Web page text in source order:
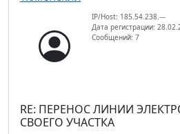
IP/Host: 185.54.238.---
Дата регистрации:
Сообщений: 7
RE: ПЕРЕНОС ЛИНИИ
СВОЕГО УЧАСТКА